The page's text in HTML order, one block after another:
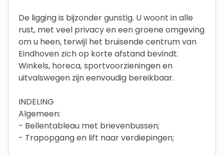
De ligging is bijzonder gunstig. U woont in alle
rust, met veel privacy en een groene omgeving
om u heen, terwijl het bruisende centrum van
Eindhoven zich op korte afstand bevindt.
Winkels, horeca, sportvoorzieningen en
uitvalswegen zijn eenvoudig bereikbaar.
INDELING
Algemeen:
- Bellentableau met brievenbussen;
- Trapopgang en lift naar verdiepingen;